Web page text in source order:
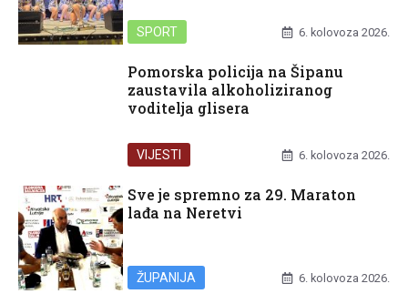
SPORT 6. kolovoza 2026.
Pomorska policija na Šipanu
zaustavila alkoholiziranog
voditelja glisera
VIJESTI 6. kolovoza 2026.
Sve je spremno za 29. Maraton
lađa na Neretvi
ŽUPANIJA 6. kolovoza 2026.